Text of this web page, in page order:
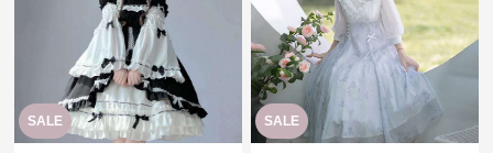
SALE SALE